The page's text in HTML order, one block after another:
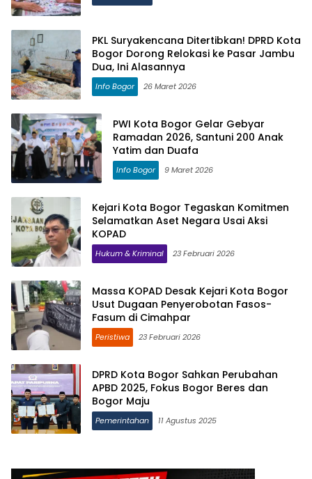
PKL Suryakencana Ditertibkan! DPRD Kota
Bogor Dorong Relokasi ke Pasar Jambu
Dua, Ini Alasannya
Info Bogor 26 Maret 2026
PWI Kota Bogor Gelar Gebyar
Ramadan 2026, Santuni 200 Anak
Yatim dan Duafa
Info Bogor 9 Maret 2026
Kejari Kota Bogor Tegaskan Komitmen
Selamatkan Aset Negara Usai Aksi
KOPAD
Hukum & Kriminal 23 Februari 2026
Massa KOPAD Desak Kejari Kota Bogor
Usut Dugaan Penyerobotan Fasos-
Fasum di Cimahpar
Peristiwa 23 Februari 2026
DPRD Kota Bogor Sahkan Perubahan
APBD 2025, Fokus Bogor Beres dan
Bogor Maju
Pemerintahan 11 Agustus 2025